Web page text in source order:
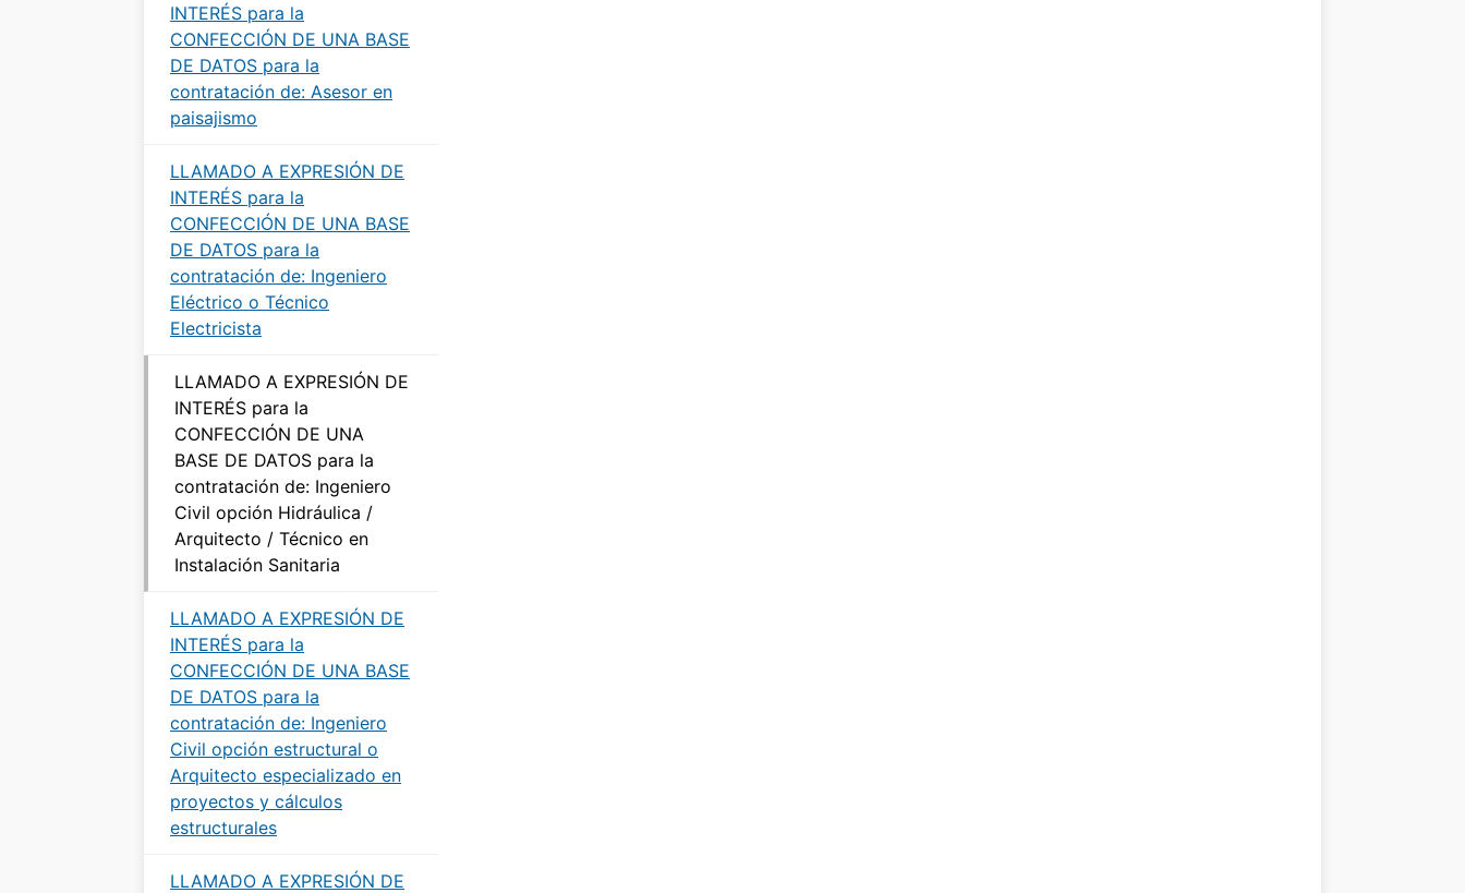
INTERÉS para la
CONFECCIÓN DE UNA BASE
DE DATOS para la
contratación de: Asesor en
paisajismo
LLAMADO A EXPRESIÓN DE
INTERÉS para la
CONFECCIÓN DE UNA BASE
DE DATOS para la
contratación de: Ingeniero
Eléctrico o Técnico
Electricista
LLAMADO A EXPRESIÓN DE
INTERÉS para la
CONFECCIÓN DE UNA
BASE DE DATOS para la
contratación de: Ingeniero
Civil opción Hidráulica /
Arquitecto / Técnico en
Instalación Sanitaria
LLAMADO A EXPRESIÓN DE
INTERÉS para la
CONFECCIÓN DE UNA BASE
DE DATOS para la
contratación de: Ingeniero
Civil opción estructural o
Arquitecto especializado en
proyectos y cálculos
estructurales
LLAMADO A EXPRESIÓN DE